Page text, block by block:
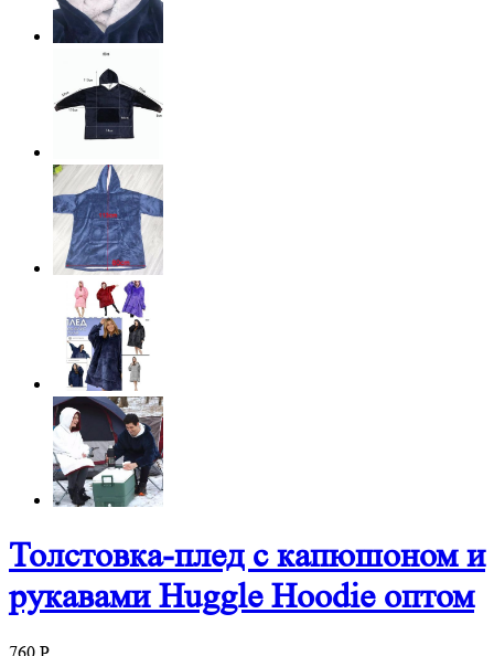
Толстовка-плед с капюшоном и
рукавами Huggle Hoodie оптом